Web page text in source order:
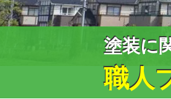
塗装に
職人